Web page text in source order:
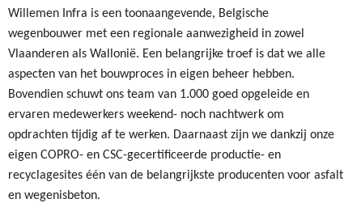
Willemen Infra is een toonaangevende, Belgische
wegenbouwer met een regionale aanwezigheid in zowel
Vlaanderen als Wallonië. Een belangrijke troef is dat we alle
aspecten van het bouwproces in eigen beheer hebben.
Bovendien schuwt ons team van 1.000 goed opgeleide en
ervaren medewerkers weekend- noch nachtwerk om
opdrachten tijdig af te werken. Daarnaast zijn we dankzij onze
eigen COPRO- en CSC-gecertificeerde productie- en
recyclagesites één van de belangrijkste producenten voor asfalt
en wegenisbeton.